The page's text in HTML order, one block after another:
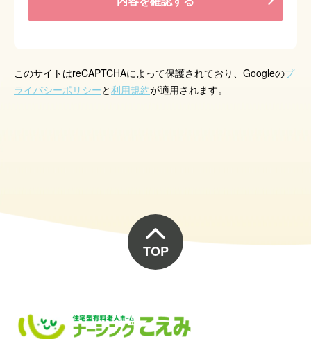
このサイトはreCAPTCHAによって保護されており、Googleのプ
ライバシーポリシーと利用規約が適用されます。
TOP